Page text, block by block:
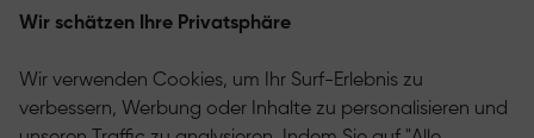
Wir schätzen Ihre Privatsphäre
Wir verwenden Cookies, um Ihr Surf-Erlebnis zu
verbessern, Werbung oder Inhalte zu personalisieren und